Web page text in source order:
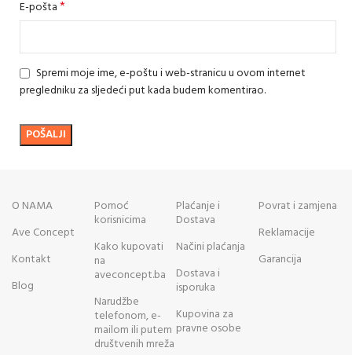
E-pošta*
Spremi moje ime, e-poštu i web-stranicu u ovom internet
pregledniku za sljedeći put kada budem komentirao.
O NAMA
Ave Concept
Kontakt
Blog
Pomoć
korisnicima
Kako kupovati
na
aveconcept.ba
Narudžbe
telefonom, e-
mailom ili putem
društvenih mreža
Plaćanje i
Dostava
Načini plaćanja
Dostava i
isporuka
Kupovina za
pravne osobe
Povrat i zamjena
Reklamacije
Garancija